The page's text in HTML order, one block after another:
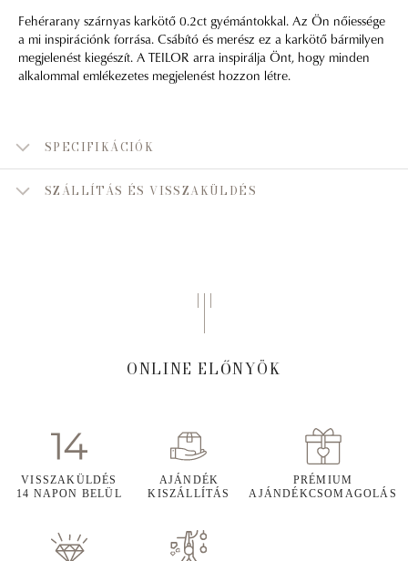
Fehérarany szárnyas karkötő 0.2ct gyémántokkal. Az Ön nőiessége
a mi inspirációnk forrása. Csábító és merész ez a karkötő bármilyen
megjelenést kiegészít. A TEILOR arra inspirálja Önt, hogy minden
alkalommal emlékezetes megjelenést hozzon létre.
SPECIFIKÁCIÓK
SZÁLLÍTÁS ÉS VISSZAKÜLDÉS
ONLINE ELŐNYÖK
VISSZAKÜLDÉS
14 NAPON BELÜL
AJÁNDÉK
KISZÁLLÍTÁS
PRÉMIUM
AJÁNDÉKCSOMAGOLÁS